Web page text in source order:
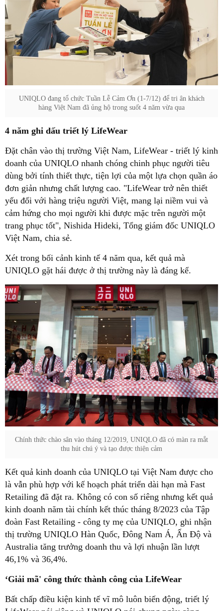
UNIQLO đang tổ chức Tuần Lễ Cảm Ơn (1-7/12) để tri ân khách
hàng Việt Nam đã ủng hộ trong suốt 4 năm vừa qua
4 năm ghi dấu triết lý LifeWear
Đặt chân vào thị trường Việt Nam, LifeWear - triết lý kinh
doanh của UNIQLO nhanh chóng chinh phục người tiêu
dùng bởi tính thiết thực, tiện lợi của một lựa chọn quần áo
đơn giản nhưng chất lượng cao. "LifeWear trở nên thiết
yếu đối với hàng triệu người Việt, mang lại niềm vui và
cảm hứng cho mọi người khi được mặc trên người một
trang phục tốt", Nishida Hideki, Tổng giám đốc UNIQLO
Việt Nam, chia sẻ.
Xét trong bối cảnh kinh tế 4 năm qua, kết quả mà
UNIQLO gặt hái được ở thị trường này là đáng kể.
Chính thức chào sân vào tháng 12/2019, UNIQLO đã có màn ra mắt
thu hút chú ý và tạo được thiện cảm
Kết quả kinh doanh của UNIQLO tại Việt Nam được cho
là vẫn phù hợp với kế hoạch phát triển dài hạn mà Fast
Retailing đã đặt ra. Không có con số riêng nhưng kết quả
kinh doanh năm tài chính kết thúc tháng 8/2023 của Tập
đoàn Fast Retailing - công ty mẹ của UNIQLO, ghi nhận
thị trường UNIQLO Hàn Quốc, Đông Nam Á, Ấn Độ và
Australia tăng trưởng doanh thu và lợi nhuận lần lượt
46,1% và 36,4%.
‘Giải mã' công thức thành công của LifeWear
Bất chấp điều kiện kinh tế vĩ mô luôn biến động, triết lý